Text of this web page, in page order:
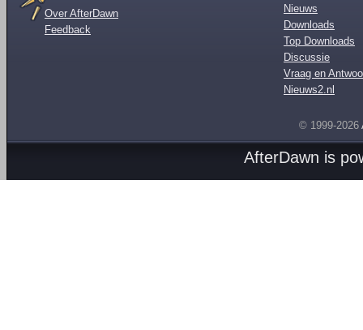
Over AfterDawn
Feedback
Nieuws
Downloads
Top Downloads
Discussie
Vraag en
Nieuws2.nl
© 1999-2026
AfterDawn is